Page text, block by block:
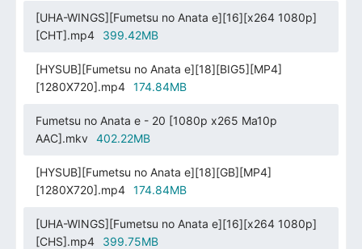
[UHA-WINGS][Fumetsu no Anata e][16][x264 1080p]
[CHT].mp4
399.42MB
[HYSUB][Fumetsu no Anata e][18][BIG5][MP4]
[1280X720].mp4
174.84MB
Fumetsu no Anata e - 20 [1080p x265 Ma10p
AAC].mkv
402.22MB
[HYSUB][Fumetsu no Anata e][18][GB][MP4]
[1280X720].mp4
174.84MB
[UHA-WINGS][Fumetsu no Anata e][16][x264 1080p]
[CHS].mp4
399.75MB